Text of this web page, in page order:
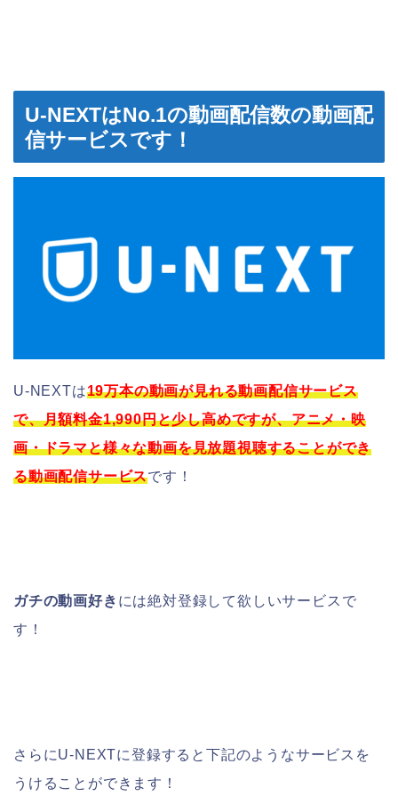
U-NEXTはNo.1の動画配信数の動画配
信サービスです！
U-NEXTは19万本の動画が見れる動画配信サービス
で、月額料金1,990円と少し高めですが、アニメ・映
画・ドラマと様々な動画を見放題視聴することができ
る動画配信サービスです！
ガチの動画好き には絶対登録して欲しいサービスで
す！
さらにU-NEXTに登録すると下記のようなサービスを
うけることができます！